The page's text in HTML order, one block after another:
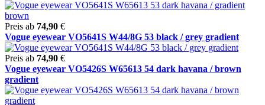
Preis ab 74,90 €
Vogue eyewear VO5641S W44/8G 53 black / grey gradient
Preis ab 74,90 €
Vogue eyewear VO5426S W65613 54 dark havana / brown
gradient